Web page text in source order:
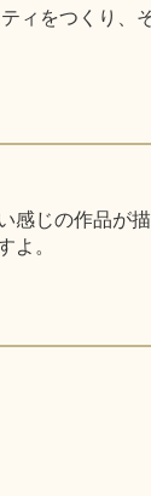
ィをつくり、
感じの作品が
よ。